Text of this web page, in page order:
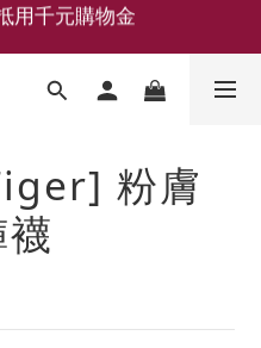
用千元購物金
NEW ARRIVAL
兩件9折，三件享85折 】
粉膚